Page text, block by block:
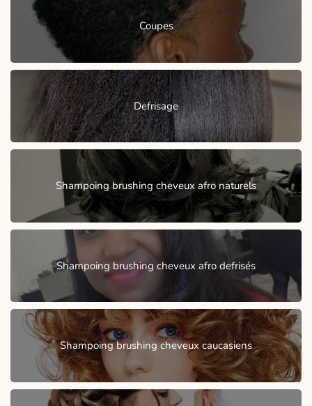
Coupes
Defrisage
Shampoing brushing cheveux afro naturels
Shampoing brushing cheveux afro defrisés
Shampoing brushing cheveux caucasiens